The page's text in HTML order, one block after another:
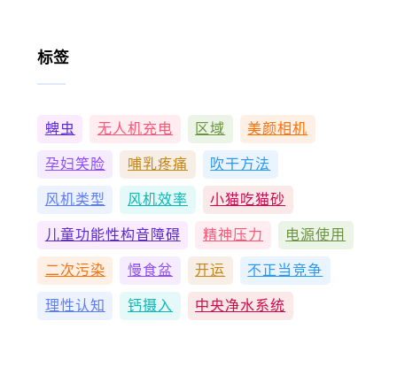
标签
蜱虫 无人机充电 区域 美颜相机
孕妇笑脸 哺乳疼痛 吹干方法
风机类型 风机效率 小猫吃猫砂
儿童功能性构音障碍 精神压力 电源使用
二次污染 慢食盆 开运 不正当竞争
理性认知 钙摄入 中央净水系统